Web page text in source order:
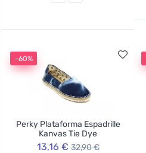
-60%
Perky Plataforma Espadrille
Kanvas Tie Dye
13,16 € 32,90 €